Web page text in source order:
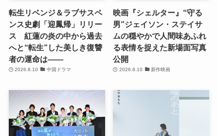
転生リベンジ＆ラブサスペ
ンス史劇「迎鳳帰」リリー
ス 紅蓮の炎の中から過去
へと“転生”した美しき復讐
者の運命は――
2026.8.10 中国ドラマ
映画『シェルター』“守る
男”ジェイソン・ステイサ
ムの穏やかで人間味あふれ
る表情を捉えた新場面写真
公開
2026.8.10 新作映画